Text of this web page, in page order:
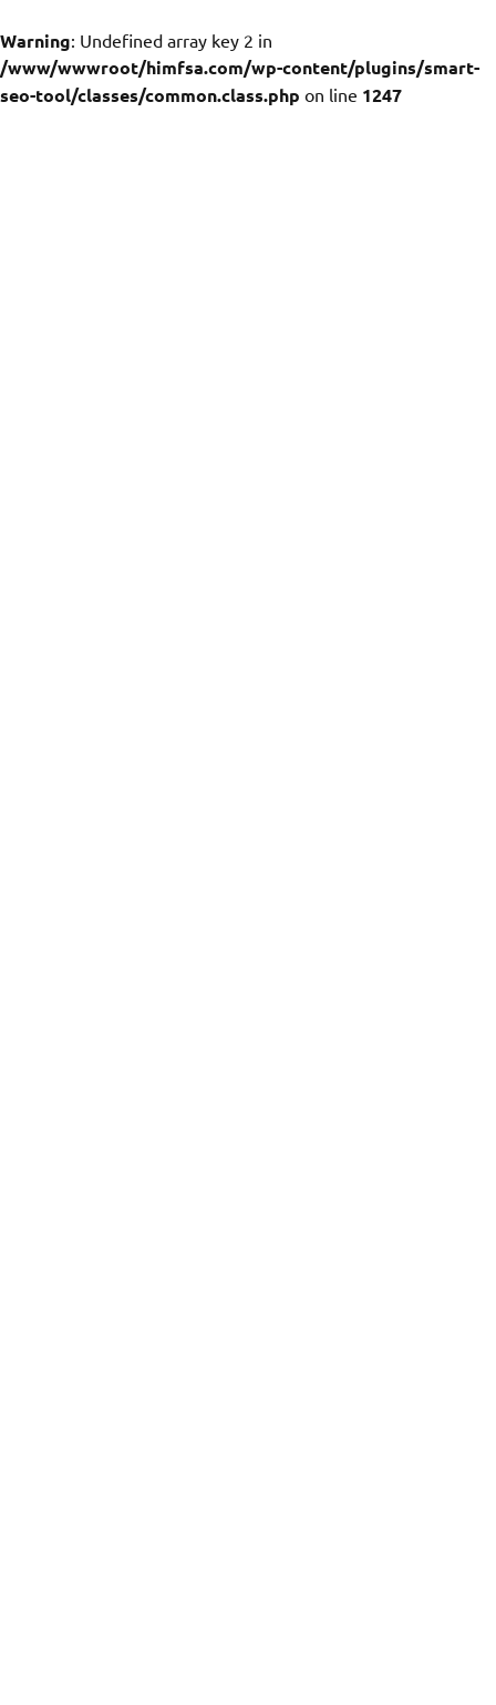
Warning: Undefined array key 2 in
/www/wwwroot/himfsa.com/wp-content/plugins/smart-
seo-tool/classes/common.class.php on line 1247